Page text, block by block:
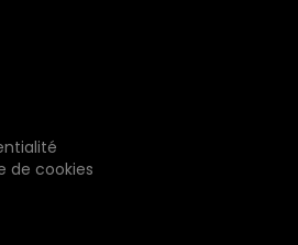
de cookies